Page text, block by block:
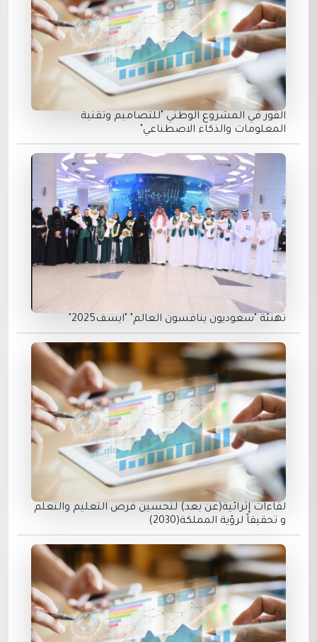
الفور في المشروع الوطني "للتصاميم وتقنية
المعلومات والذكاء الاصطناعي"
تهنئة "سعوديون ينافسون العالم" "ايسف2025"
لقاءات إثرائية(عن بعد) لتحسين فرص التعليم والتعلم
و تحقيقاً لرؤية المملكة(2030)